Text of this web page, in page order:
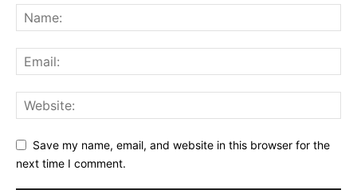
Save my name, email, and website in this browser for the
next time I comment.